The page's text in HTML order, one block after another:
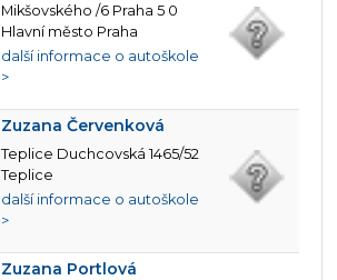
Mikšovského /6 Praha 5 0
Hlavní město Praha
další informace o autoškole
>
Zuzana Červenková
Teplice Duchcovská 1465/52
Teplice
další informace o autoškole
>
Zuzana Portlová